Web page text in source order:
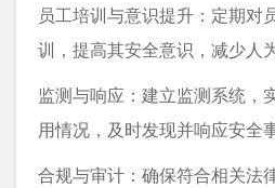
员工培训与意识提升：定期对
训，提高其安全意识，减少人
监测与响应：建立监测系统，
用情况，及时发现并响应安全事
合规与审计：确保符合相关法